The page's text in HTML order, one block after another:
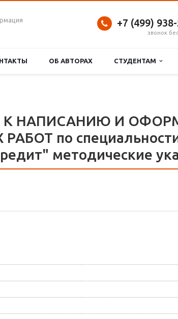
+7 (499)
звонок
ОБ АВТОРАХ СТУДЕНТАМ
К НАПИСАНИЮ И
по
методические